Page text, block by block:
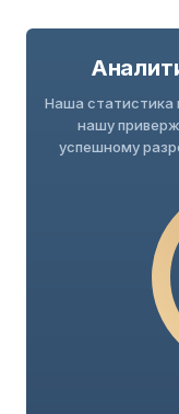
Наша статистика
нашу
успешному